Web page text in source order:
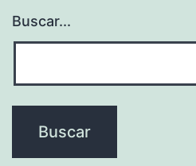
Buscar...